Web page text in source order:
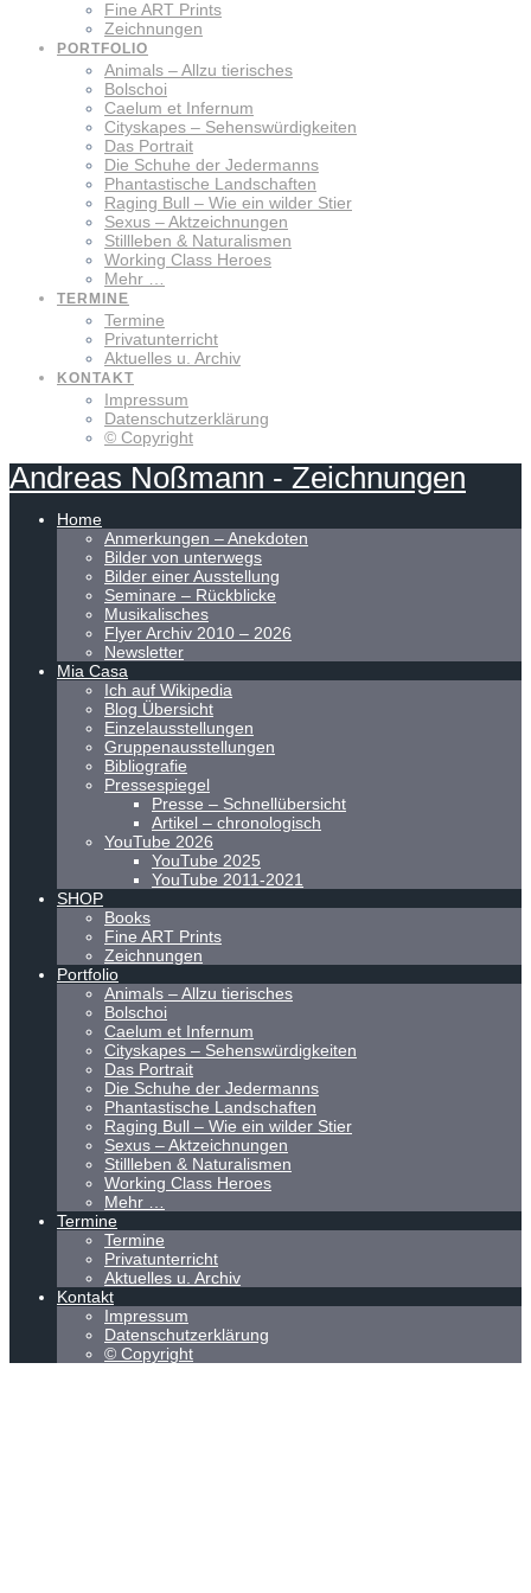
Fine ART Prints
Zeichnungen
PORTFOLIO
Animals – Allzu tierisches
Bolschoi
Caelum et Infernum
Cityskapes – Sehenswürdigkeiten
Das Portrait
Die Schuhe der Jedermanns
Phantastische Landschaften
Raging Bull – Wie ein wilder Stier
Sexus – Aktzeichnungen
Stillleben & Naturalismen
Working Class Heroes
Mehr …
TERMINE
Termine
Privatunterricht
Aktuelles u. Archiv
KONTAKT
Impressum
Datenschutzerklärung
© Copyright
Andreas Noßmann - Zeichnungen
Home
Anmerkungen – Anekdoten
Bilder von unterwegs
Bilder einer Ausstellung
Seminare – Rückblicke
Musikalisches
Flyer Archiv 2010 – 2026
Newsletter
Mia Casa
Ich auf Wikipedia
Blog Übersicht
Einzelausstellungen
Gruppenausstellungen
Bibliografie
Pressespiegel
Presse – Schnellübersicht
Artikel – chronologisch
YouTube 2026
YouTube 2025
YouTube 2011-2021
SHOP
Books
Fine ART Prints
Zeichnungen
Portfolio
Animals – Allzu tierisches
Bolschoi
Caelum et Infernum
Cityskapes – Sehenswürdigkeiten
Das Portrait
Die Schuhe der Jedermanns
Phantastische Landschaften
Raging Bull – Wie ein wilder Stier
Sexus – Aktzeichnungen
Stillleben & Naturalismen
Working Class Heroes
Mehr …
Termine
Termine
Privatunterricht
Aktuelles u. Archiv
Kontakt
Impressum
Datenschutzerklärung
© Copyright